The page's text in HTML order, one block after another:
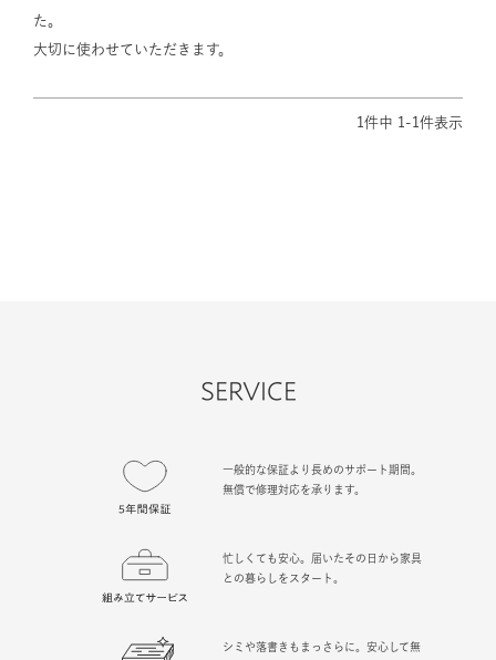
た。
大切に使わせていただきます。
1件中 1 -1件表示
SERVICE
一般的な保証より長めのサポート期間。
無償で修理対応を承ります。
忙しくても安心。届いたその日から家具
との暮らしをスタート。
シミや落書きもまっさらに。安心して無